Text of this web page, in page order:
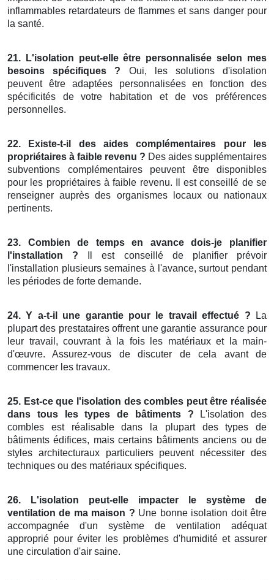
inflammables retardateurs de flammes et sans danger pour
la santé.
21. L'isolation peut-elle être personnalisée selon mes
besoins spécifiques ? Oui, les solutions d'isolation
peuvent être adaptées personnalisées en fonction des
spécificités de votre habitation et de vos préférences
personnelles.
22. Existe-t-il des aides complémentaires pour les
propriétaires à faible revenu ? Des aides supplémentaires
subventions complémentaires peuvent être disponibles
pour les propriétaires à faible revenu. Il est conseillé de se
renseigner auprès des organismes locaux ou nationaux
pertinents.
23. Combien de temps en avance dois-je planifier
l'installation ? Il est conseillé de planifier prévoir
l'installation plusieurs semaines à l'avance, surtout pendant
les périodes de forte demande.
24. Y a-t-il une garantie pour le travail effectué ? La
plupart des prestataires offrent une garantie assurance pour
leur travail, couvrant à la fois les matériaux et la main-
d'œuvre. Assurez-vous de discuter de cela avant de
commencer les travaux.
25. Est-ce que l'isolation des combles peut être réalisée
dans tous les types de bâtiments ? L'isolation des
combles est réalisable dans la plupart des types de
bâtiments édifices, mais certains bâtiments anciens ou de
styles architecturaux particuliers peuvent nécessiter des
techniques ou des matériaux spécifiques.
26. L'isolation peut-elle impacter le système de
ventilation de ma maison ? Une bonne isolation doit être
accompagnée d'un système de ventilation adéquat
approprié pour éviter les problèmes d'humidité et assurer
une circulation d'air saine.